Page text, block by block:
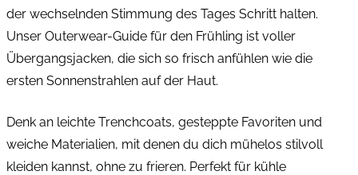
der wechselnden Stimmung des Tages Schritt halten.
Unser Outerwear-Guide für den Frühling ist voller
Übergangsjacken, die sich so frisch anfühlen wie die
ersten Sonnenstrahlen auf der Haut.
Denk an leichte Trenchcoats, gesteppte Favoriten und
weiche Materialien, mit denen du dich mühelos stilvoll
kleiden kannst, ohne zu frieren. Perfekt für kühle